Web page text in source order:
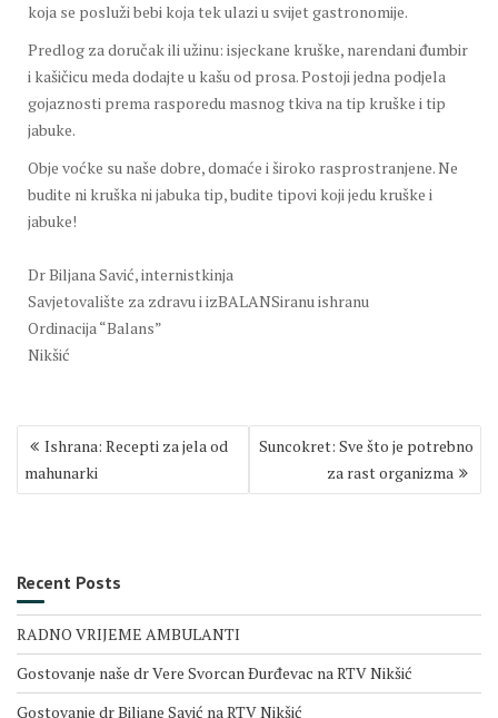
koja se posluži bebi koja tek ulazi u svijet gastronomije.
Predlog za doručak ili užinu: isjeckane kruške, narendani đumbir
i kašičicu meda dodajte u kašu od prosa. Postoji jedna podjela
gojaznosti prema rasporedu masnog tkiva na tip kruške i tip
jabuke.
Obje voćke su naše dobre, domaće i široko rasprostranjene. Ne
budite ni kruška ni jabuka tip, budite tipovi koji jedu kruške i
jabuke!
Dr Biljana Savić, internistkinja
Savjetovalište za zdravu i izBALANSiranu ishranu
Ordinacija “Balans”
Nikšić
Post
navigation
Ishrana: Recepti za jela od
mahunarki
Suncokret: Sve što je potrebno
za rast organizma
Recent Posts
RADNO VRIJEME AMBULANTI
Gostovanje naše dr Vere Svorcan Ðurđevac na RTV Nikšić
Gostovanje dr Biljane Savić na RTV Nikšić